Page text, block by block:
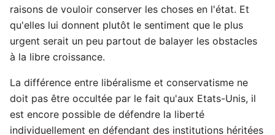
raisons de vouloir conserver les choses en l'état. Et
qu'elles lui donnent plutôt le sentiment que le plus
urgent serait un peu partout de balayer les obstacles
à la libre croissance.
La différence entre libéralisme et conservatisme ne
doit pas être occultée par le fait qu'aux Etats-Unis, il
est encore possible de défendre la liberté
individuellement en défendant des institutions héritées